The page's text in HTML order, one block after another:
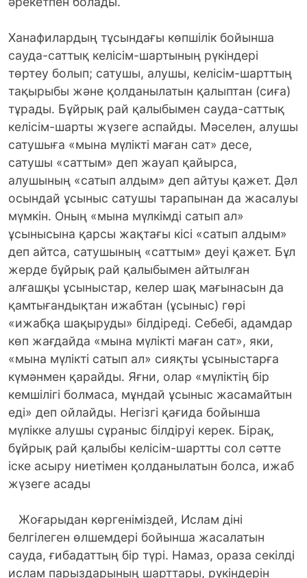
Ханафилардың тұсындағы көпшілік бойынша
сауда-саттық келісім-шартының рүкіндері
төртеу болып; сатушы, алушы, келісім-шарттың
тақырыбы және қолданылатын қалыптан (сиға)
тұрады. Бұйрық рай қалыбымен сауда-саттық
келі­сім-шарты жүзеге аспайды. Мәселен, алу­­шы
сатушыға «мына мүлікті маған сат» десе,
сатушы «саттым» деп жауап қайырса,
алушының «сатып алдым» деп айтуы қажет. Дәл
осындай ұсыныс сатушы тарапынан да жасалуы
мүмкін. Оның «мына мүлкімді сатып ал»
ұсынысына қарсы жақтағы кісі «сатып алдым»
деп айтса, сатушының «саттым» деуі қажет. Бұл
жерде бұйрық рай қалыбымен айтылған
алғашқы ұсыныстар, келер шақ мағынасын да
қамтығандықтан ижабтан (ұсыныс) гөрі
«ижабқа шақыруды» білдіреді. Себебі, адамдар
көп жағдайда «мына мүлікті маған сат», яки,
«мына мүлікті сатып ал» сияқты ұсыныстарға
күмәнмен қарайды. Яғни, олар «мүліктің бір
кемшілігі болмаса, мұндай ұсыныс жасамайтын
еді» деп ойлайды. Негізгі қағида бойынша
мүлікке алушы сұраныс білдіруі керек. Бірақ,
бұйрық рай қалыбы келісім-шартты сол сәтте
іске асыру ниетімен қолданылатын болса, ижаб
жүзеге асады
Жоғарыдан көргеніміздей, Ислам діні
белгілеген өлшемдері бойынша жасалатын
сауда, ғибадаттың бір түрі. Намаз, ораза секілді
ислам парыздарының шарттары, рүкіндерін